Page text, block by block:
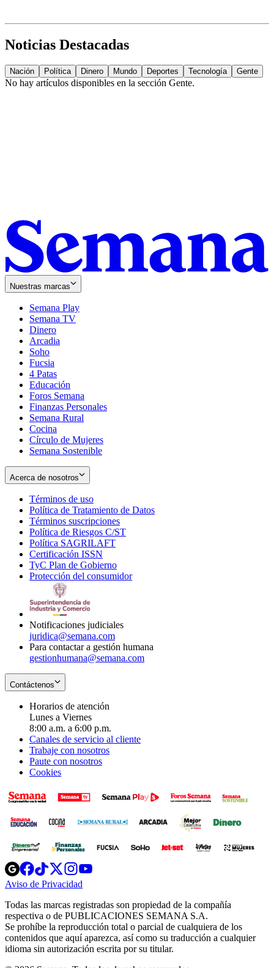
Noticias Destacadas
Nación Política Dinero Mundo Deportes Tecnología Gente
No hay artículos disponibles en la sección Gente.
Nuestras marcas
Semana Play
Semana TV
Dinero
Arcadia
Soho
in
new
window
Fucsia
in
new
window
4 Patas
Educación
Foros Semana
Finanzas Personales
Semana Rural
Cocina
Círculo de Mujeres
Semana Sostenible
Acerca de nosotros
Términos de uso
in
new
window
Política de Tratamiento de Datos
Términos suscripciones
in
Política de Riesgos C/ST
Política SAGRILAFT
new
window
Certificación ISSN
in
new
TyC Plan de Gobierno
in
Protección del consumidorOpens
Notificaciones judiciales
juridica@semana.com
Para contactar a gestión humana
gestionhumana@semana.com
Contáctenos
Horarios de atención
Lunes a Viernes
8:00 a.m. a 6:00 p.m.
Canales de servicio al cliente
Trabaje con nosotros
Paute con nosotros
Cookies
Opens
in
new
Opens
in
new
Opens
in
new
window
Opens
new
windowwindow
Aviso de Privacidad
new
window
Todas las marcas registradas son propiedad de la compañía
respectiva o de PUBLICACIONES SEMANA S.A.
Se prohíbe la reproducción total o parcial de cualquiera de los
contenidos que aquí aparezca, así como su traducción a cualquier
idioma sin autorización escrita por su titular.